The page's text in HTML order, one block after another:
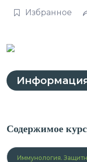
Избранное
Содержимое
Иммунология.